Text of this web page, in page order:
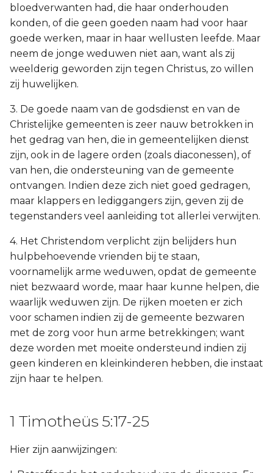
bloedverwanten had, die haar onderhouden
konden, of die geen goeden naam had voor haar
goede werken, maar in haar wellusten leefde. Maar
neem de jonge weduwen niet aan, want als zij
weelderig geworden zijn tegen Christus, zo willen
zij huwelijken.
3. De goede naam van de godsdienst en van de
Christelijke gemeenten is zeer nauw betrokken in
het gedrag van hen, die in gemeentelijken dienst
zijn, ook in de lagere orden (zoals diaconessen), of
van hen, die ondersteuning van de gemeente
ontvangen. Indien deze zich niet goed gedragen,
maar klappers en lediggangers zijn, geven zij de
tegenstanders veel aanleiding tot allerlei verwijten.
4. Het Christendom verplicht zijn belijders hun
hulpbehoevende vrienden bij te staan,
voornamelijk arme weduwen, opdat de gemeente
niet bezwaard worde, maar haar kunne helpen, die
waarlijk weduwen zijn. De rijken moeten er zich
voor schamen indien zij de gemeente bezwaren
met de zorg voor hun arme betrekkingen; want
deze worden met moeite ondersteund indien zij
geen kinderen en kleinkinderen hebben, die instaat
zijn haar te helpen.
1 Timotheüs 5:17-25
Hier zijn aanwijzingen: